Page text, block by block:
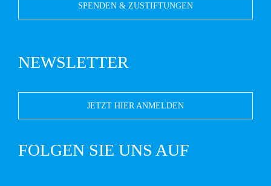
SPENDEN & ZUSTIFTUNGEN
NEWSLETTER
JETZT HIER ANMELDEN
FOLGEN SIE UNS AUF